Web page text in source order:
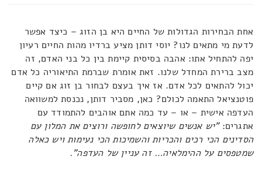
אחת הבחירות הגדולות של החיים היא בן הזוג – כיצד אפשר
לדעת מי מתאים לנו? יוסי דותן מציע ברדיו מהות החיים רעיון
יפה להתחיל אתו: אהבה בסיסית קיימת בין כל בני האדם, זה
מצב ברירת המחדל שלנו. זאת אומרת שברמת התיאוריה כל אדם
יכול להתאים לכל אדם. אז איך בעצם לבחור בן זוג אם קיים
פוטנציאל התאמה לכולם? כאן, מסביר דותן, נכנסת למשוואה
העדפה אישית – או – עד כמה אתם אוהבים להתמודד עם
אתגרים:"יש אנשים שיוצאים לחופשה ורוצים את המלון עם
הסדינים הכי רכים והכריות והשמיכות הכי נעימות ויש כאלה
שמטפסים על ההימלאיה… זה עניין של העדפה".